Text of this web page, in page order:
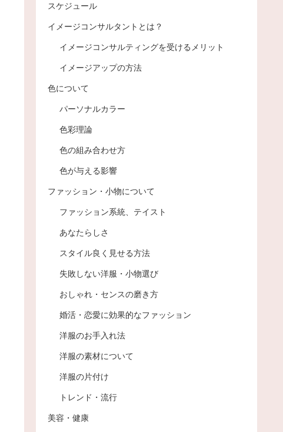
スケジュール
イメージコンサルタントとは？
イメージコンサルティングを受けるメリット
イメージアップの方法
色について
パーソナルカラー
色彩理論
色の組み合わせ方
色が与える影響
ファッション・小物について
ファッション系統、テイスト
あなたらしさ
スタイル良く見せる方法
失敗しない洋服・小物選び
おしゃれ・センスの磨き方
婚活・恋愛に効果的なファッション
洋服のお手入れ法
洋服の素材について
洋服の片付け
トレンド・流行
美容・健康